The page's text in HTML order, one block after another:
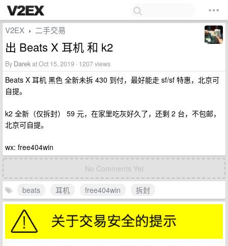
V2EX › 二手交易
出 Beats X 耳机 和 k2
By Darekat Oct 15, 2019 · 1207 views
Beats X 耳机 黑色 全新未拆 430 到付，最好能走 sf/sf 特惠，北京可
自提。
k2 全新（仅拆封） 59 元，在家里吃灰好久了，还剩 2 台，不包邮，
北京可自提。
wx: free404win
No Comments Yet
beats 耳机 free404win 拆封